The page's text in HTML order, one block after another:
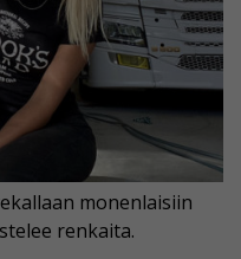
monenlaisiin
renkaita.